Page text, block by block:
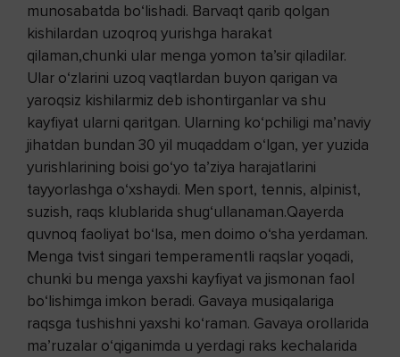
munosabatda bo‘lishadi. Barvaqt qarib qolgan
kishilardan uzoqroq yurishga harakat
qilaman,chunki ular menga yomon ta’sir qiladilar.
Ular o‘zlarini uzoq vaqtlardan buyon qarigan va
yaroqsiz kishilarmiz deb ishontirganlar va shu
kayfiyat ularni qaritgan. Ularning ko‘pchiligi ma’naviy
jihatdan bundan 30 yil muqaddam o‘lgan, yer yuzida
yurishlarining boisi go‘yo ta’ziya harajatlarini
tayyorlashga o‘xshaydi. Men sport, tennis, alpinist,
suzish, raqs klublarida shug‘ullanaman.Qayerda
quvnoq faoliyat bo‘lsa, men doimo o‘sha yerdaman.
Menga tvist singari temperamentli raqslar yoqadi,
chunki bu menga yaxshi kayfiyat va jismonan faol
bo‘lishimga imkon beradi. Gavaya musiqalariga
raqsga tushishni yaxshi ko‘raman. Gavaya orollarida
ma’ruzalar o‘qiganimda u yerdagi raks kechalarida